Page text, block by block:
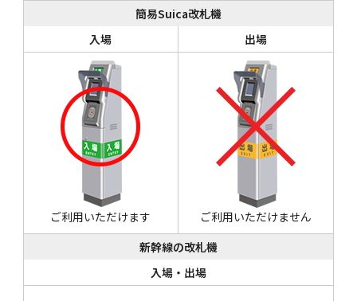
簡易Suica改札機
入場
ご利用いただけます
出場
ご利用いただけません
新幹線の改札機
入場・出場